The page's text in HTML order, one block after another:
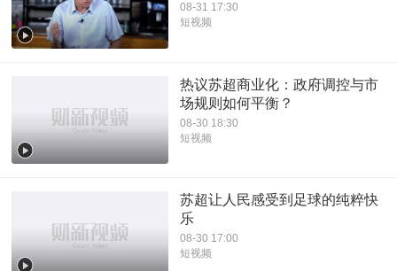
08-31 17:30
短视频
热议苏超商业化：政府调控与市
场规则如何平衡？
08-30 18:30
短视频
苏超让人民感受到足球的纯粹快
乐
08-30 17:00
短视频